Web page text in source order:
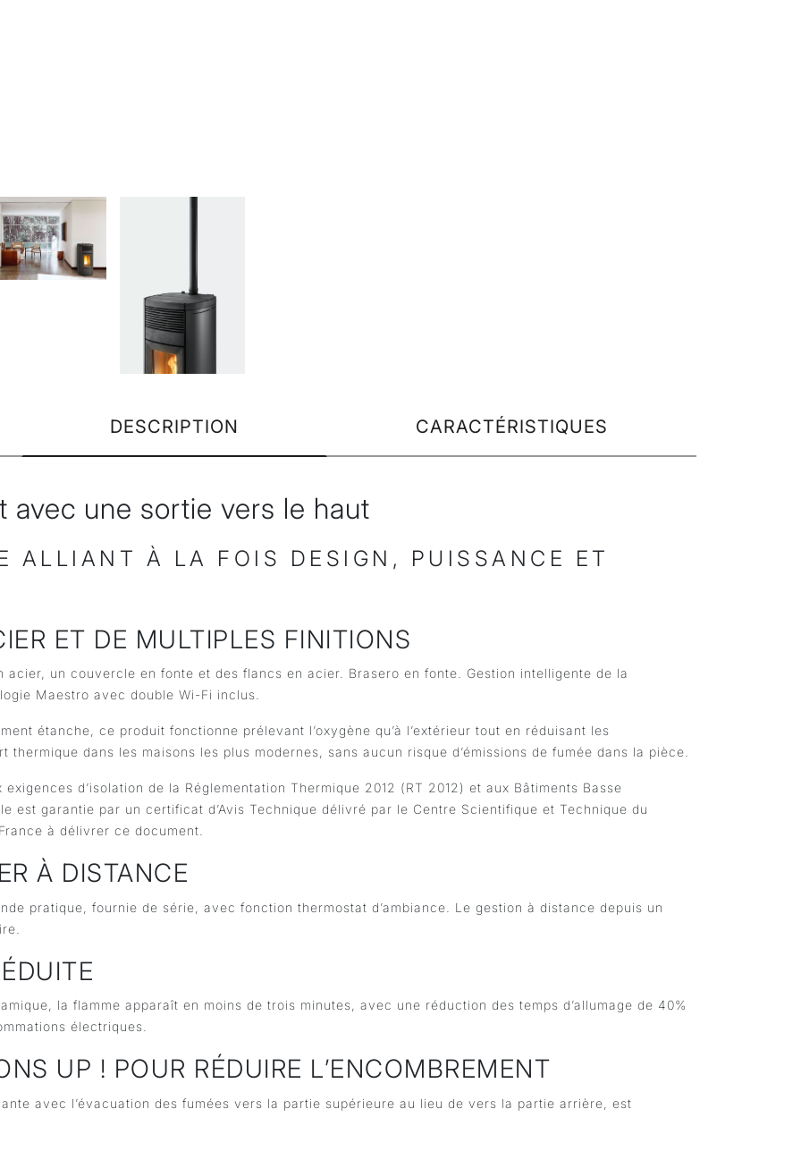
DESCRIPTION CARACTÉRISTIQUES
avec une sortie vers le haut
ALLIANT À LA FOIS DESIGN, PUISSANCE ET
ET DE MULTIPLES FINITIONS
un couvercle en fonte et des flancs en acier. Brasero en fonte. Gestion intelligente de la
Maestro avec double Wi-Fi inclus.
étanche, ce produit fonctionne prélevant l’oxygène qu’à l’extérieur tout en réduisant les
dans les maisons les plus modernes, sans aucun risque d’émissions de fumée dans la pièce.
d’isolation de la Réglementation Thermique 2012 (RT 2012) et aux Bâtiments Basse
est garantie par un certificat d’Avis Technique délivré par le Centre Scientifique et Technique du
à délivrer ce document.
À DISTANCE
pratique, fournie de série, avec fonction thermostat d’ambiance. Le gestion à distance depuis un
la flamme apparaît en moins de trois minutes, avec une réduction des temps d’allumage de 40%
électriques.
UP ! POUR RÉDUIRE L’ENCOMBREMENT
avec l’évacuation des fumées vers la partie supérieure au lieu de vers la partie arrière, est